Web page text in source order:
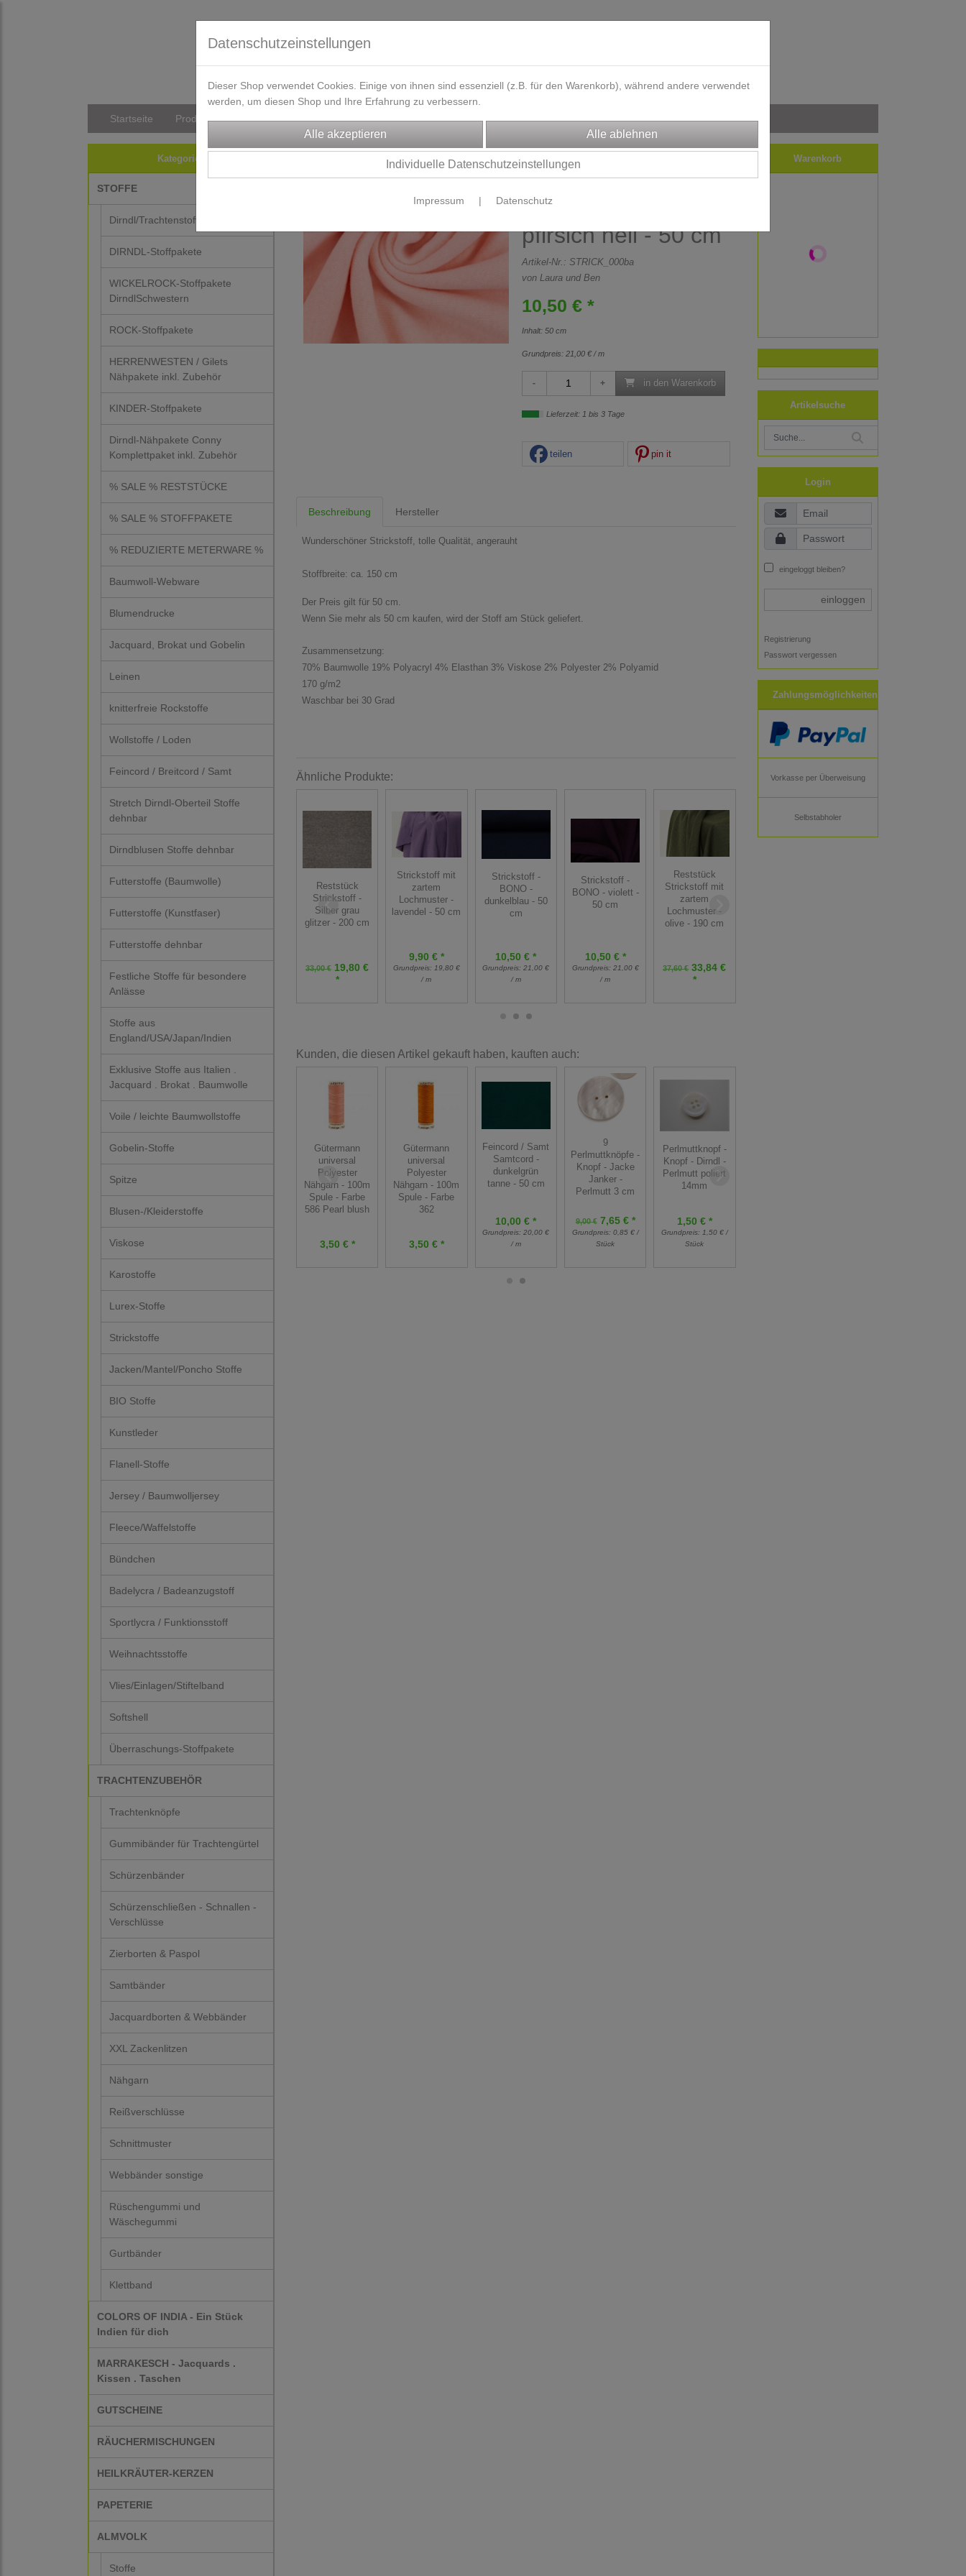
Startseite Produkte Versandkosten/Lieferzeit Kontakt / Öffnungszeiten Gutscheine Designbeispiele Impressum
Kategorien
STOFFE
Dirndl/Trachtenstoffe
DIRNDL-Stoffpakete
WICKELROCK-Stoffpakete
DirndlSchwestern
ROCK-Stoffpakete
HERRENWESTEN / Gilets
Nähpakete inkl. Zubehör
KINDER-Stoffpakete
Dirndl-Nähpakete Conny
Komplettpaket inkl. Zubehör
% SALE % RESTSTÜCKE
% SALE % STOFFPAKETE
% REDUZIERTE METERWARE %
Baumwoll-Webware
Blumendrucke
Jacquard, Brokat und Gobelin
Leinen
knitterfreie Rockstoffe
Wollstoffe / Loden
Feincord / Breitcord / Samt
Stretch Dirndl-Oberteil Stoffe
dehnbar
Dirndblusen Stoffe dehnbar
Futterstoffe (Baumwolle)
Futterstoffe (Kunstfaser)
Futterstoffe dehnbar
Festliche Stoffe für besondere
Anlässe
Stoffe aus
England/USA/Japan/Indien
Exklusive Stoffe aus Italien .
Jacquard . Brokat . Baumwolle
Voile / leichte Baumwollstoffe
Gobelin-Stoffe
Spitze
Blusen-/Kleiderstoffe
Viskose
Karostoffe
Lurex-Stoffe
Strickstoffe
Jacken/Mantel/Poncho Stoffe
BIO Stoffe
Kunstleder
Flanell-Stoffe
Jersey / Baumwolljersey
Fleece/Waffelstoffe
Bündchen
Badelycra / Badeanzugstoff
Sportlycra / Funktionsstoff
Weihnachtsstoffe
Vlies/Einlagen/Stiftelband
Softshell
Überraschungs-Stoffpakete
TRACHTENZUBEHÖR
Trachtenknöpfe
Gummibänder für Trachtengürtel
Schürzenbänder
Schürzenschließen - Schnallen -
Verschlüsse
Zierborten & Paspol
Samtbänder
Jacquardborten & Webbänder
XXL Zackenlitzen
Nähgarn
Reißverschlüsse
Schnittmuster
Webbänder sonstige
Rüschengummi und
Wäschegummi
Gurtbänder
Klettband
COLORS OF INDIA - Ein Stück
Indien für dich
MARRAKESCH - Jacquards .
Kissen . Taschen
GUTSCHEINE
RÄUCHERMISCHUNGEN
HEILKRÄUTER-KERZEN
PAPETERIE
ALMVOLK
Stoffe
STOFFE Strickstoffe
Strickstoff - Bene -
pfirsich hell - 50 cm
Artikel-Nr.: STRICK_000ba
von Laura und Ben
10,50 € *
Inhalt: 50 cm
Grundpreis: 21,00 € / m
in den Warenkorb
Lieferzeit: 1 bis 3 Tage
teilen pin it
Beschreibung Hersteller
Wunderschöner Strickstoff, tolle Qualität, angerauht
Stoffbreite: ca. 150 cm
Der Preis gilt für 50 cm.
Wenn Sie mehr als 50 cm kaufen, wird der Stoff am Stück geliefert.
Zusammensetzung:
70% Baumwolle 19% Polyacryl 4% Elasthan 3% Viskose 2% Polyester 2% Polyamid
170 g/m2
Waschbar bei 30 Grad
Ähnliche Produkte:
Reststück
Strickstoff -
Silber grau
glitzer - 200 cm
33,00 € 19,80 €
*
Strickstoff mit
zartem
Lochmuster -
lavendel - 50 cm
9,90 € *
Grundpreis: 19,80 €
/ m
Strickstoff -
BONO -
dunkelblau - 50
cm
10,50 € *
Grundpreis: 21,00 €
/ m
Strickstoff -
BONO - violett -
50 cm
10,50 € *
Grundpreis: 21,00 €
/ m
Reststück
Strickstoff mit
zartem
Lochmuster -
olive - 190 cm
37,60 €33,84 €
*
Kunden, die diesen Artikel gekauft haben, kauften auch:
Gütermann
universal
Polyester
Nähgarn - 100m
Spule - Farbe
586 Pearl blush
3,50 € *
Gütermann
universal
Polyester
Nähgarn - 100m
Spule - Farbe
362
3,50 € *
Feincord / Samt
Samtcord -
dunkelgrün
tanne - 50 cm
10,00 € *
Grundpreis: 20,00 €
/ m
9
Perlmuttknöpfe -
Knopf - Jacke
Janker -
Perlmutt 3 cm
9,00 €7,65 € *
Grundpreis: 0,85 € /
Stück
Perlmuttknopf -
Knopf - Dirndl -
Perlmutt poliert
14mm
1,50 € *
Grundpreis: 1,50 € /
Stück
Warenkorb
Artikelsuche
Login
eingeloggt bleiben?
einloggen
Registrierung
Passwort vergessen
Zahlungsmöglichkeiten
Vorkasse per Überweisung
Selbstabholer
Datenschutzeinstellungen
Dieser Shop verwendet Cookies. Einige von ihnen sind essenziell (z.B. für den Warenkorb), während andere verwendet
werden, um diesen Shop und Ihre Erfahrung zu verbessern.
Individuelle Datenschutzeinstellungen
Impressum | Datenschutz